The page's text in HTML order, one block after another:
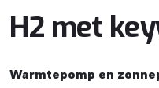
H2 met
Warmtepomp en